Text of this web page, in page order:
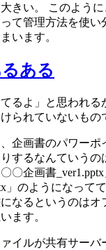
きい。 このよう
て管理方法を使い
います。
ある
てるよ」と思われ
られていないもの
企画書のパワーポ
するなんていうの
〇企画書
」のようになって
なるというのはオ
ます。
イルが共有サーバ